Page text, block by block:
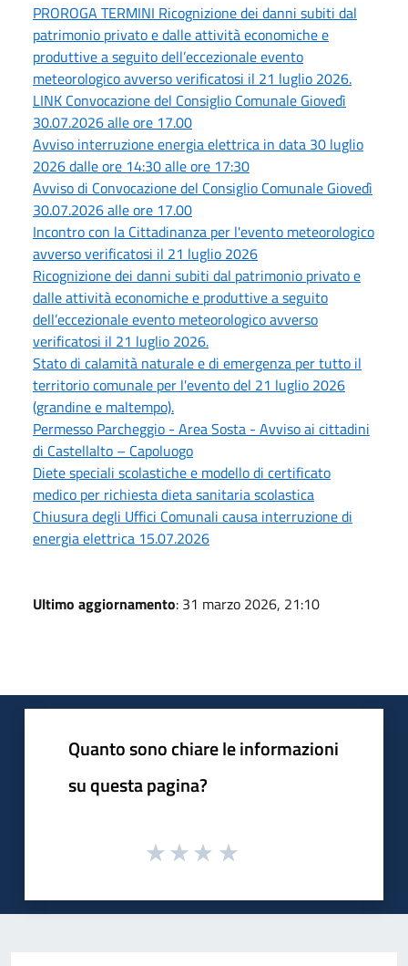
PROROGA TERMINI Ricognizione dei danni subiti dal
patrimonio privato e dalle attività economiche e
produttive a seguito dell’eccezionale evento
meteorologico avverso verificatosi il 21 luglio 2026.
LINK Convocazione del Consiglio Comunale Giovedì
30.07.2026 alle ore 17.00
Avviso interruzione energia elettrica in data 30 luglio
2026 dalle ore 14:30 alle ore 17:30
Avviso di Convocazione del Consiglio Comunale Giovedì
30.07.2026 alle ore 17.00
Incontro con la Cittadinanza per l'evento meteorologico
avverso verificatosi il 21 luglio 2026
Ricognizione dei danni subiti dal patrimonio privato e
dalle attività economiche e produttive a seguito
dell’eccezionale evento meteorologico avverso
verificatosi il 21 luglio 2026.
Stato di calamità naturale e di emergenza per tutto il
territorio comunale per l'evento del 21 luglio 2026
(grandine e maltempo).
Permesso Parcheggio - Area Sosta - Avviso ai cittadini
di Castellalto – Capoluogo
Diete speciali scolastiche e modello di certificato
medico per richiesta dieta sanitaria scolastica
Chiusura degli Uffici Comunali causa interruzione di
energia elettrica 15.07.2026
Ultimo aggiornamento: 31 marzo 2026, 21:10
Quanto sono chiare le informazioni
su questa pagina?